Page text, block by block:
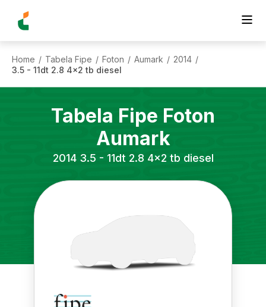
Home / Tabela Fipe / Foton / Aumark / 2014 /
3.5 - 11dt 2.8 4x2 tb diesel
Tabela Fipe Foton
Aumark
2014 3.5 - 11dt 2.8 4x2 tb diesel